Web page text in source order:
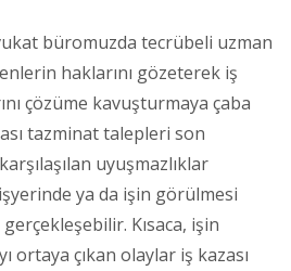
büromuzda tecrübeli uzman
haklarını gözeterek iş
çözüme kavuşturmaya çaba
tazminat talepleri son
uyuşmazlıklar
işyerinde ya da işin görülmesi
gerçekleşebilir. Kısaca, işin
ortaya çıkan olaylar iş kazası